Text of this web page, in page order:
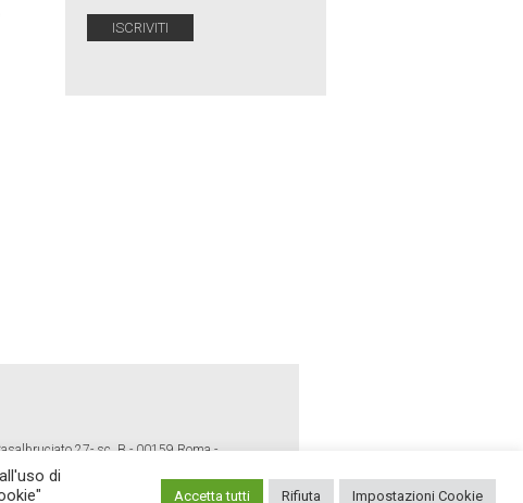
27- sc. B - 00159 Roma -
di
Accetta tutti Rifiuta Impostazioni Cookie